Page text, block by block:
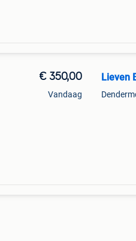
€ 350,00
Vandaag
Lieven